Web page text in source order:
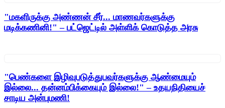
"மகளிருக்கு அண்ணன் சீர்... மாணவர்களுக்கு
மடிக்கணினி!" – பட்ஜெட்டில் அள்ளிக் கொடுத்த அரசு
"பெண்களை இழிவுபடுத்துபவர்களுக்கு ஆண்மையும்
இல்லை... தன்னம்பிக்கையும் இல்லை!" – உதயநிதியைச்
சாடிய அன்புமணி!